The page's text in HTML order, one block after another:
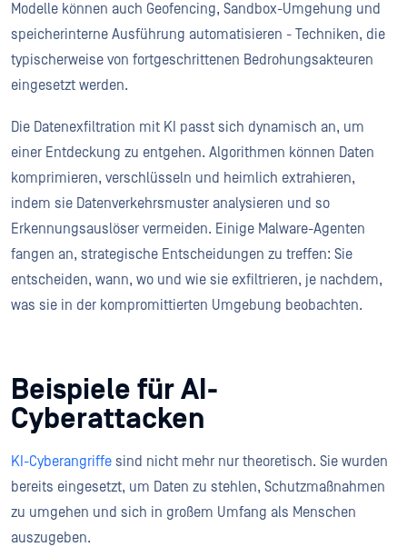
Modelle können auch Geofencing, Sandbox-Umgehung und
speicherinterne Ausführung automatisieren - Techniken, die
typischerweise von fortgeschrittenen Bedrohungsakteuren
eingesetzt werden.
Die Datenexfiltration mit KI passt sich dynamisch an, um
einer Entdeckung zu entgehen. Algorithmen können Daten
komprimieren, verschlüsseln und heimlich extrahieren,
indem sie Datenverkehrsmuster analysieren und so
Erkennungsauslöser vermeiden. Einige Malware-Agenten
fangen an, strategische Entscheidungen zu treffen: Sie
entscheiden, wann, wo und wie sie exfiltrieren, je nachdem,
was sie in der kompromittierten Umgebung beobachten.
Beispiele für AI-
Cyberattacken
KI-Cyberangriffe sind nicht mehr nur theoretisch. Sie wurden
bereits eingesetzt, um Daten zu stehlen, Schutzmaßnahmen
zu umgehen und sich in großem Umfang als Menschen
auszugeben.